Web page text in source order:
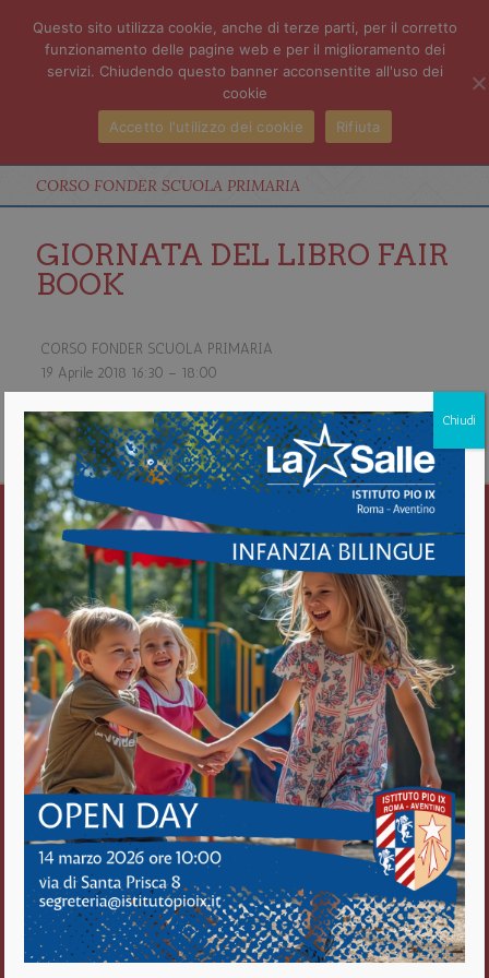
CORSO FONDER SCUOLA PRIMARIA
GIORNATA DEL LIBRO FAIR
BOOK
CORSO FONDER SCUOLA PRIMARIA
19 Aprile 2018 16:30 – 18:00
about CORSO FONDER SCUOLA PRIMARIA
Vedi il calendario completo
Istituto Pio IX
Roma Aventino
Fratelli delle Scuole Cristiane
Chiudi
Questo sito utilizza cookie, anche di terze parti, per il corretto
funzionamento delle pagine web e per il miglioramento dei
servizi. Chiudendo questo banner acconsentite all'uso dei
cookie
Accetto l'utilizzo dei cookie
Rifiuta